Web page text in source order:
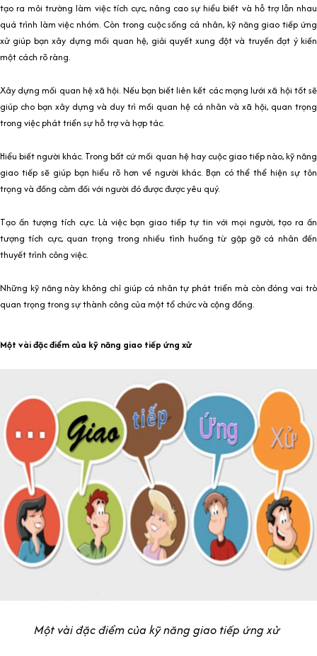
tạo ra môi trường làm việc tích cực, nâng cao sự hiểu biết và hỗ trợ lẫn nhau
quá trình làm việc nhóm. Còn trong cuộc sống cá nhân, kỹ năng giao tiếp ứng
xử giúp bạn xây dựng mối quan hệ, giải quyết xung đột và truyền đạt ý kiến
một cách rõ ràng.
Xây dựng mối quan hệ xã hội. Nếu bạn biết liên kết các mạng lưới xã hội tốt sẽ
giúp cho bạn xây dựng và duy trì mối quan hệ cá nhân và xã hội, quan trọng
trong việc phát triển sự hỗ trợ và hợp tác.
Hiểu biết người khác. Trong bất cứ mối quan hệ hay cuộc giao tiếp nào, kỹ năng
giao tiếp sẽ giúp bạn hiểu rõ hơn về người khác. Bạn có thể thể hiện sự tôn
trọng và đồng cảm đối với người đó được được yêu quý.
Tạo ấn tượng tích cực. Là việc bạn giao tiếp tự tin với mọi người, tạo ra ấn
tượng tích cực, quan trọng trong nhiều tình huống từ gặp gỡ cá nhân đến
thuyết trình công việc.
Những kỹ năng này không chỉ giúp cá nhân tự phát triển mà còn đóng vai trò
quan trọng trong sự thành công của một tổ chức và cộng đồng.
Một vài đặc điểm của kỹ năng giao tiếp ứng xử
Một vài đặc điểm của kỹ năng giao tiếp ứng xử